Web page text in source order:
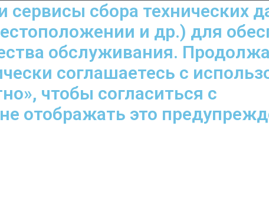
сбора технических
и др.) для
обслуживания.
соглашаетесь с
чтобы согласиться с
отображать это